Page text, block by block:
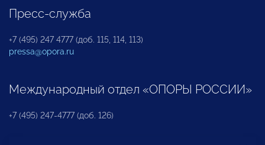
Пресс-служба
+7 (495) 247 4777 (доб. 115, 114, 113)
pressa@opora.ru
Международный отдел «ОПОРЫ РОССИИ»
+7 (495) 247-4777 (доб. 126)